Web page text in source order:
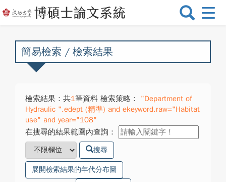
選
換
簡易檢索 / 檢索結果
檢索結果：共1筆資料 檢索策略：
"Department of
Hydraulic ".edept (精準) and ekeyword.raw="Habitat
use" and year="108"
在搜尋的結果範圍內查詢：
搜尋
展開檢索結果的年代分布圖